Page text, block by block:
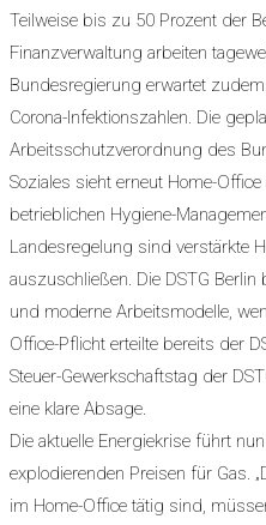
Teilweise bis zu 50 Prozent der
Finanzverwaltung arbeiten
Bundesregierung erwartet
Corona-Infektionszahlen. Die
Arbeitsschutzverordnung des
Soziales sieht erneut Home-
betrieblichen Hygiene-
Landesregelung sind verstärkte
auszuschließen. Die DSTG
und moderne Arbeitsmodelle,
Office-Pflicht erteilte bereits der
Steuer-Gewerkschaftstag der
eine klare Absage.
Die aktuelle Energiekrise führt
explodierenden Preisen für Gas.
im Home-Office tätig sind,